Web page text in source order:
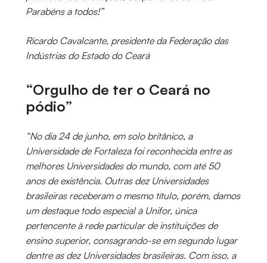
Parabéns a todos!”
Ricardo Cavalcante, presidente da Federação das
Indústrias do Estado do Ceará
“Orgulho de ter o Ceará no
pódio”
“No dia 24 de junho, em solo britânico, a
Universidade de Fortaleza foi reconhecida entre as
melhores Universidades do mundo, com até 50
anos de existência. Outras dez Universidades
brasileiras receberam o mesmo título, porém, damos
um destaque todo especial à Unifor, única
pertencente à rede particular de instituições de
ensino superior, consagrando-se em segundo lugar
dentre as dez Universidades brasileiras. Com isso, a